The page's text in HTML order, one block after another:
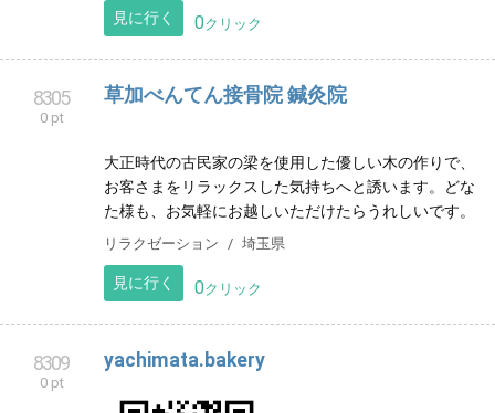
兵庫県尼崎市で 障がい者グループホームを開業してい
福祉
草加べんてん接骨院 鍼灸院
お客さまをリラックスした気持ちへと誘います。どな